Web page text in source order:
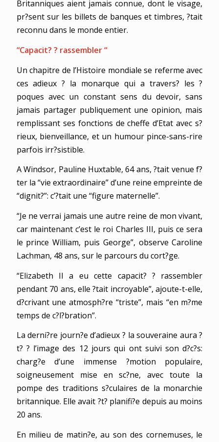
Britanniques aient jamais connue, dont le visage,
pr?sent sur les billets de banques et timbres, ?tait
reconnu dans le monde entier.
“Capacit? ? rassembler “
Un chapitre de l’Histoire mondiale se referme avec
ces adieux ? la monarque qui a travers? les ?
poques avec un constant sens du devoir, sans
jamais partager publiquement une opinion, mais
remplissant ses fonctions de cheffe d’Etat avec s?
rieux, bienveillance, et un humour pince-sans-rire
parfois irr?sistible.
A Windsor, Pauline Huxtable, 64 ans, ?tait venue f?
ter la “vie extraordinaire” d’une reine empreinte de
“dignit?”: c’?tait une “figure maternelle”.
“Je ne verrai jamais une autre reine de mon vivant,
car maintenant c’est le roi Charles III, puis ce sera
le prince William, puis George”, observe Caroline
Lachman, 48 ans, sur le parcours du cort?ge.
“Elizabeth II a eu cette capacit? ? rassembler
pendant 70 ans, elle ?tait incroyable”, ajoute-t-elle,
d?crivant une atmosph?re “triste”, mais “en m?me
temps de c?l?bration”.
La derni?re journ?e d’adieux ? la souveraine aura ?
t? ? l’image des 12 jours qui ont suivi son d?c?s:
charg?e d’une immense ?motion populaire,
soigneusement mise en sc?ne, avec toute la
pompe des traditions s?culaires de la monarchie
britannique. Elle avait ?t? planifi?e depuis au moins
20 ans.
En milieu de matin?e, au son des cornemuses, le